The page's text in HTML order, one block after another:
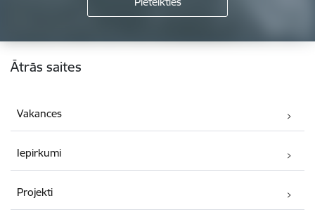
Kājene
Ātrās saites
Vakances
Iepirkumi
Projekti